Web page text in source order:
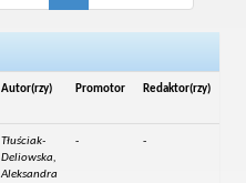
Autor(rzy) Promotor Redaktor(rzy)
Tłuściak-
Deliowska,
Aleksandra
- -